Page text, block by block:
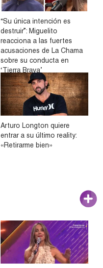
“Su única intención es
destruir”: Miguelito
reacciona a las fuertes
acusaciones de La Chama
sobre su conducta en
‘Tierra Brava’
Arturo Longton quiere
entrar a su último reality:
«Retirarme bien»